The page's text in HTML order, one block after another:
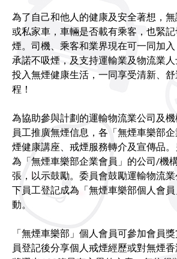
為了自己和他人的健康及安全著想，
或私家車，車輛是否載有乘客，也緊
煙。司機、乘客和業界現在可一同加入
承諾不吸煙，及支持運輸業及物流業人
投入無煙健康生活，一同享受清新、
程！
為協助參與計劃的運輸物流業公司及
員工推廣無煙信息，各「無煙車樂部
煙健康講座、戒煙服務轉介及宣傳品
為「無煙車樂部企業會員」的公司/機
張，以示鼓勵。委員會鼓勵運輸物流
下員工登記成為「無煙車樂部個人會
動。
「無煙車樂部」個人會員可參加會員
員登記後分享個人戒煙經歷或對無煙